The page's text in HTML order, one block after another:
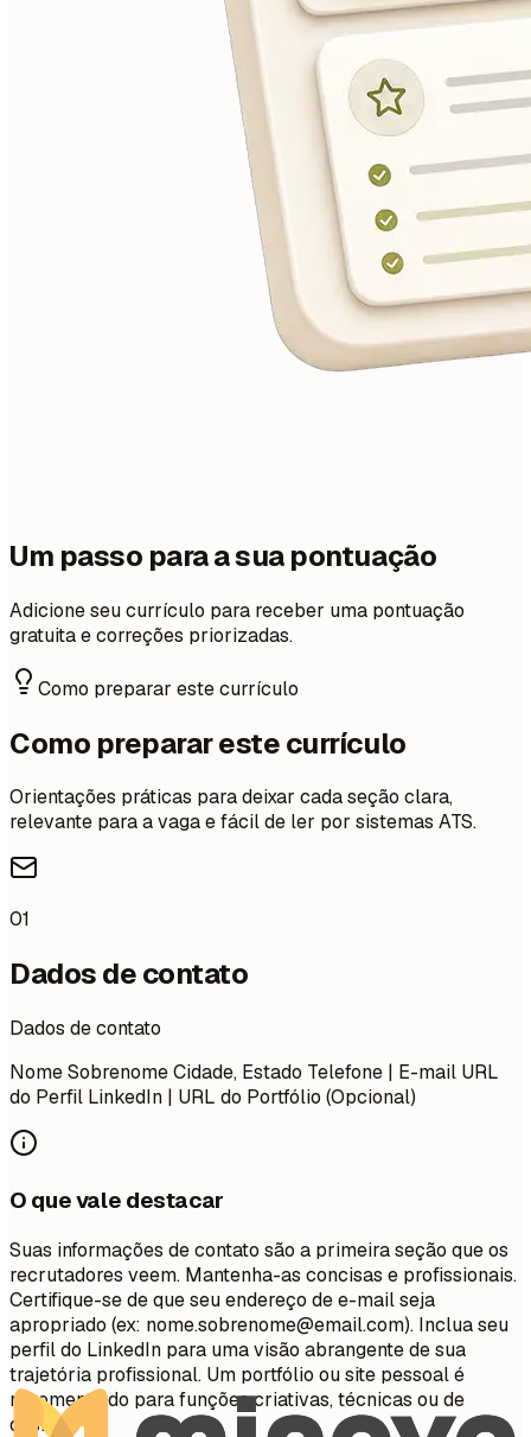
Um passo para a sua pontuação
Adicione seu currículo para receber uma pontuação
gratuita e correções priorizadas.
Como preparar este currículo
Como preparar este currículo
Orientações práticas para deixar cada seção clara,
relevante para a vaga e fácil de ler por sistemas ATS.
01
Dados de contato
Dados de contato
Nome Sobrenome Cidade, Estado Telefone | E-mail URL
do Perfil LinkedIn | URL do Portfólio (Opcional)
O que vale destacar
Suas informações de contato são a primeira seção que os
recrutadores veem. Mantenha-as concisas e profissionais.
Certifique-se de que seu endereço de e-mail seja
apropriado (ex: nome.sobrenome@email.com). Inclua seu
perfil do LinkedIn para uma visão abrangente de sua
trajetória profissional. Um portfólio ou site pessoal é
recomendado para funções criativas, técnicas ou de
design.